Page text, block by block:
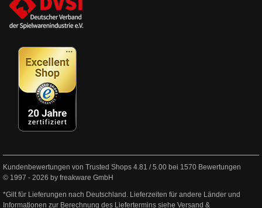
Kundenbewertungen von Trusted Shops 4.81 /5.00 bei 1570 Bewertungen
© 1997 - 2026 by freakware GmbH
*Gilt für Lieferungen nach Deutschland. Lieferzeiten für andere Länder und
Informationen zur Berechnung des Liefertermins siehe Versand &